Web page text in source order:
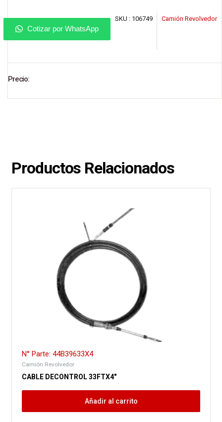
Cotizar por WhatsApp
SKU : 106749 Camión Revolvedor
Precio:
Productos Relacionados
N° Parte: 44B39633X4
Camión Revolvedor
CABLE DECONTROL 33FTX4″
Añadir al carrito